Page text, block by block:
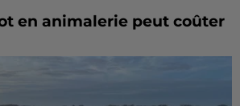
en animalerie peut coûter